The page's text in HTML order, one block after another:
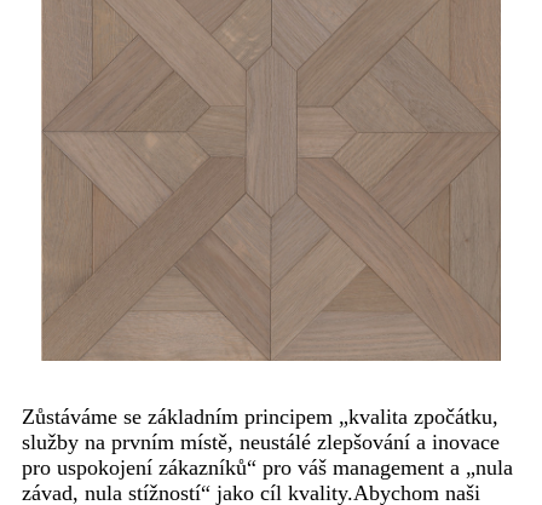
Zůstáváme se základním principem „kvalita zpočátku,
služby na prvním místě, neustálé zlepšování a inovace
pro uspokojení zákazníků“ pro váš management a „nula
závad, nula stížností“ jako cíl kvality.Abychom naši